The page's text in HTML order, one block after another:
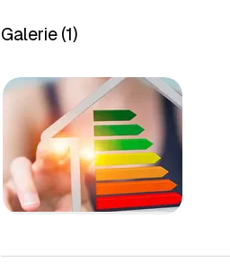
Galerie (1)